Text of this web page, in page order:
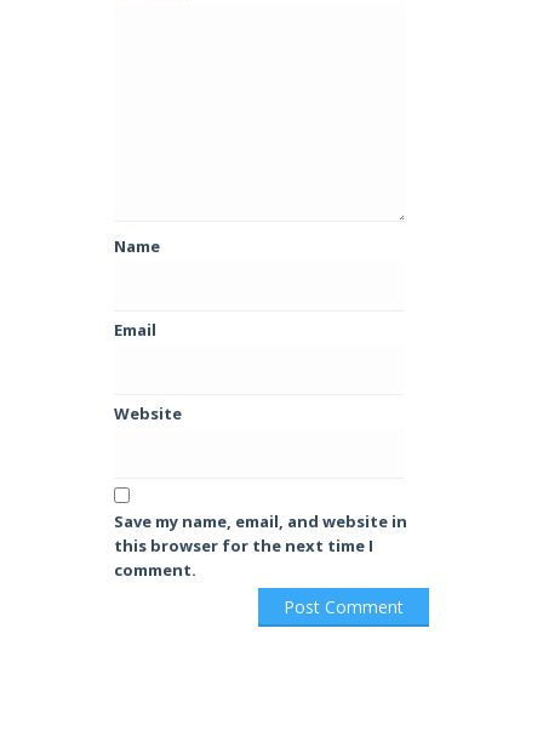
Name
Email
Website
Save my name, email, and website in
this browser for the next time I
comment.